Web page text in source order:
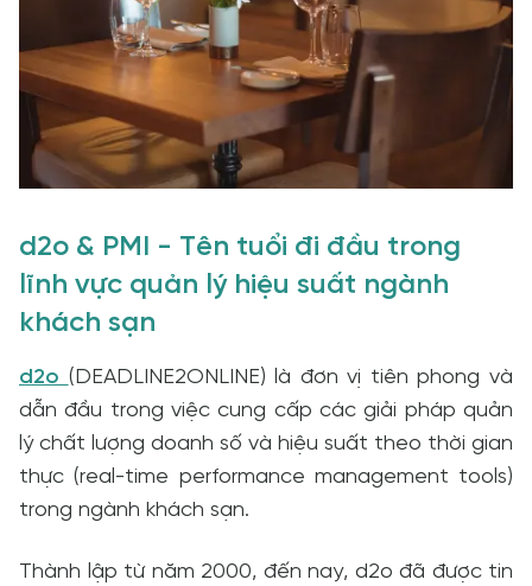
d2o & PMI - Tên tuổi đi đầu trong
lĩnh vực quản lý hiệu suất ngành
khách sạn
d2o (DEADLINE2ONLINE) là đơn vị tiên phong và
dẫn đầu trong việc cung cấp các giải pháp quản
lý chất lượng doanh số và hiệu suất theo thời gian
thực (real-time performance management tools)
trong ngành khách sạn.
Thành lập từ năm 2000, đến nay, d2o đã được tin